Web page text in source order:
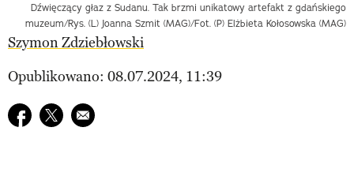
Dźwięczący głaz z Sudanu. Tak brzmi unikatowy artefakt z gdańskiego
muzeum/Rys. (L) Joanna Szmit (MAG)/Fot. (P) Elżbieta Kołosowska (MAG)
Szymon Zdziebłowski
Opublikowano: 08.07.2024, 11:39
Udostępnij na facebook
Udostępnij na twitter
E-mail do przyjaciela